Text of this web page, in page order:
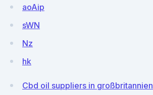
aoAip
sWN
Nz
hk
Cbd oil suppliers in großbritannien